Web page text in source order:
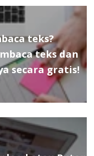
teks?
teks dan
secara gratis!